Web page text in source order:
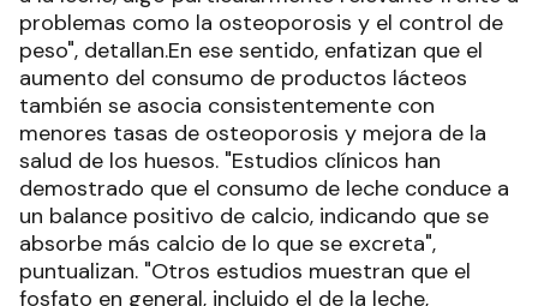
problemas como la osteoporosis y el control de
peso", detallan.En ese sentido, enfatizan que el
aumento del consumo de productos lácteos
también se asocia consistentemente con
menores tasas de osteoporosis y mejora de la
salud de los huesos. "Estudios clínicos han
demostrado que el consumo de leche conduce a
un balance positivo de calcio, indicando que se
absorbe más calcio de lo que se excreta",
puntualizan. "Otros estudios muestran que el
fosfato en general, incluido el de la leche,